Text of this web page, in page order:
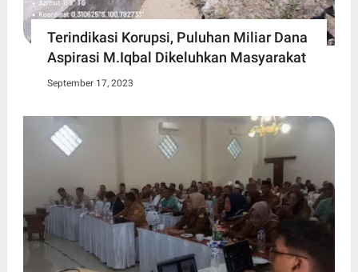
Terindikasi Korupsi, Puluhan Miliar Dana
Aspirasi M.Iqbal Dikeluhkan Masyarakat
September 17, 2023